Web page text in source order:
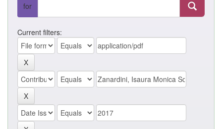
for
Current filters: